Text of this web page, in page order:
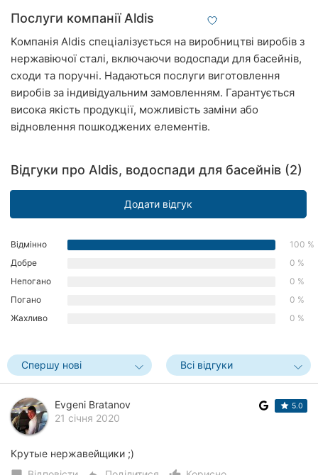
Всі
міста:
Вінниця
Житомир
Тернопіль
Рівне
Кропивницький
Київ
Харків
Дніпро
Кривий
Ріг
Послуги компанії Aldis
Компанія Aldis спеціалізується на виробництві виробів з
нержавіючої сталі, включаючи водоспади для басейнів,
сходи та поручні. Надаються послуги виготовлення
виробів за індивідуальним замовленням. Гарантується
висока якість продукції, можливість заміни або
відновлення пошкоджених елементів.
Відгуки про Aldis, водоспади для басейнів (2)
Додати відгук
Відмінно
100 %
Добре
0 %
Непогано
0 %
Погано
0 %
Жахливо
0 %
Спершу нові Всі відгуки
Evgeni Bratanov
21 січня 2020
5.0
Крутые нержавейщики ;)